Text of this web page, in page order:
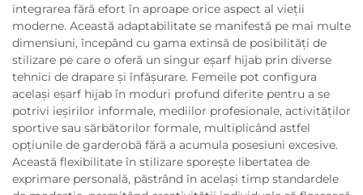
integrarea fără efort în aproape orice aspect al vieții
moderne. Această adaptabilitate se manifestă pe mai multe
dimensiuni, începând cu gama extinsă de posibilități de
stilizare pe care o oferă un singur eșarf hijab prin diverse
tehnici de drapare și înfășurare. Femeile pot configura
același eșarf hijab în moduri profund diferite pentru a se
potrivi ieșirilor informale, mediilor profesionale, activităților
sportive sau sărbătorilor formale, multiplicând astfel
opțiunile de garderobă fără a acumula posesiuni excesive.
Această flexibilitate în stilizare sporește libertatea de
exprimare personală, păstrând în același timp standardele